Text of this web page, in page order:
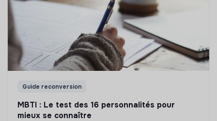
Guide reconversion
MBTI : Le test des 16 personnalités pour
mieux se connaître